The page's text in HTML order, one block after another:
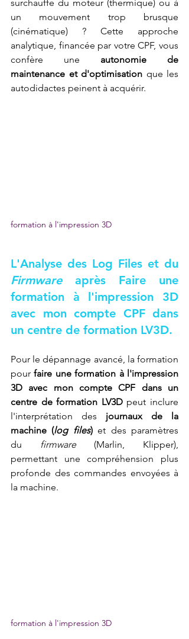
surchauffe du moteur (thermique) ou à
un mouvement trop brusque
(cinématique) ? Cette approche
analytique, financée par votre CPF, vous
confère une autonomie de
maintenance et d'optimisation que les
autodidactes peinent à acquérir.
formation à l'impression 3D
Firmware après Faire une
formation à l'impression 3D
avec mon compte CPF dans
un centre de formation LV3D.
Pour le dépannage avancé, la formation
pour faire une formation à l'impression
3D avec mon compte CPF dans un
centre de formation LV3D peut inclure
l'interprétation des journaux de la
machine (log files) et des paramètres
du
firmware (Marlin, Klipper),
permettant une compréhension plus
profonde des commandes envoyées à
la machine.
formation à l'impression 3D